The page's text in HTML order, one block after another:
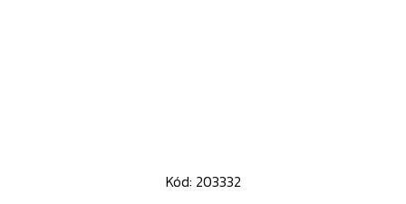
Kód: 203332